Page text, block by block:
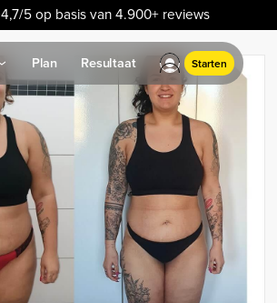
4,7/5 op basis van 4.900+ reviews
Plan Resultaat Starten